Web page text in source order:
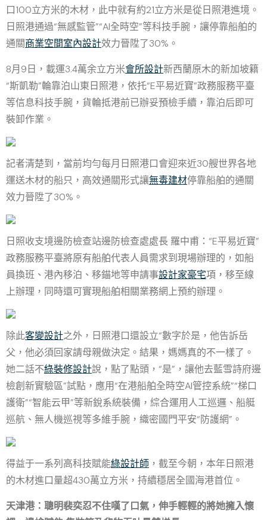
口100立方米的木材，此中就有約21立方米是從日照港進境。
日照港通過“無感監管”“AI全時空”等科技手腕，讓停靠船舶的
通關商業空間室內設計效力晉陞了30%。
8月9日，載運3.4萬余立方米會所設計新西蘭原木的新加坡籍
“斯凱勒”輪靠泊山東日照港，依托“E平易近寶”政務服務平臺
等信息科技手腕，貨輪抵港前已辦妥預檢手續，靠泊后即可
裝卸作業。
記者清楚到，當前均勻每月日照港口會迎來近30艘世界各地
運送木材的船只，高效通關形式讓無毒建材停靠船舶的通關
效力晉陞了30%。
日照收支境邊防檢查站邊防檢查處處長 羅中甫：“E平易近寶”
政務服務平臺將原有船舶代表人員需求到現場辦理的，如船
員換班、港內移泊、移錨地等申請事設計家豪宅項，移至線
上辦理，同時還可實現船舶相關業務網上預約辦理。
除此客變設計之外，日照港口還設立“數字於是，他告訴岳
父，他必須回家請母親做決定。結果，媽媽真的不一樣了。
她二話不綠裝修設計說，點了點頭，“是”，讓他去藍雪詩府邊
檢創新實驗區”試點，應用“在港船舶全時空AI管控系統”“梯口
護衛”“智能云甲”等新銳系統裝備，綜合運用人工巡邏、船艇
巡航、無人機巡視等多維手腕，織密國門平安“防護網”。
得益于一系列高科技賦能綠設計師 ，截至今朝，本年日照港
的木材進口量超430萬立方米，持續穩居全國海港首位。
天津港：聰明裴奕忍不住嘆了口氣，伸手輕輕的將她擁入懷